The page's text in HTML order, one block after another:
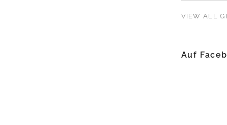
VIEW ALL
Auf